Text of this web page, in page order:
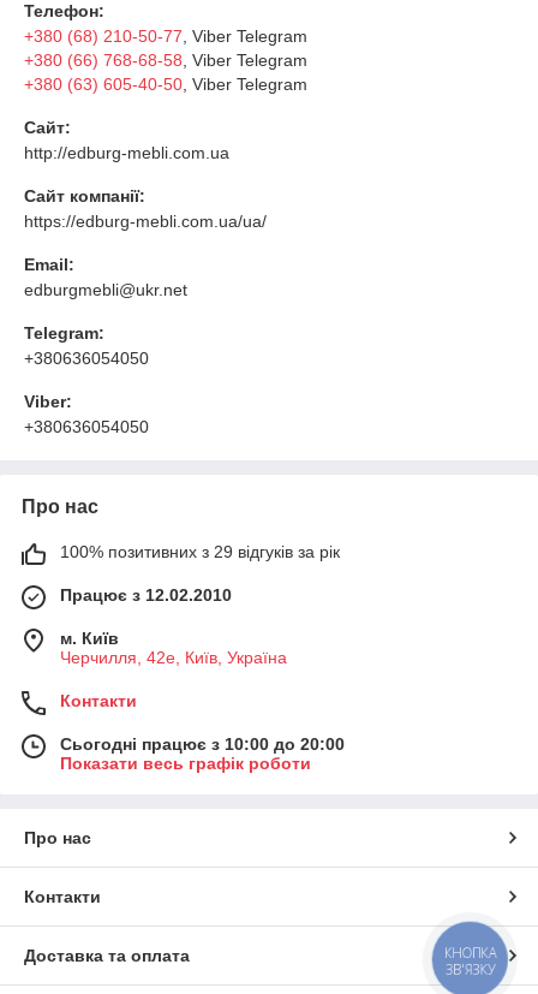
Телефон:
+380 (68) 210-50-77, Viber Telegram
+380 (66) 768-68-58, Viber Telegram
+380 (63) 605-40-50, Viber Telegram
Сайт:
http://edburg-mebli.com.ua
Сайт компанії:
https://edburg-mebli.com.ua/ua/
Email:
edburgmebli@ukr.net
Telegram:
+380636054050
Viber:
+380636054050
Про нас
100% позитивних з 29 відгуків за рік
Працює з 12.02.2010
м. Київ
Черчилля, 42е, Київ, Україна
Контакти
Сьогодні працює з 10:00 до 20:00
Показати весь графік роботи
Про нас
Контакти
Доставка та оплата
КНОПКА
ЗВ'ЯЗКУ